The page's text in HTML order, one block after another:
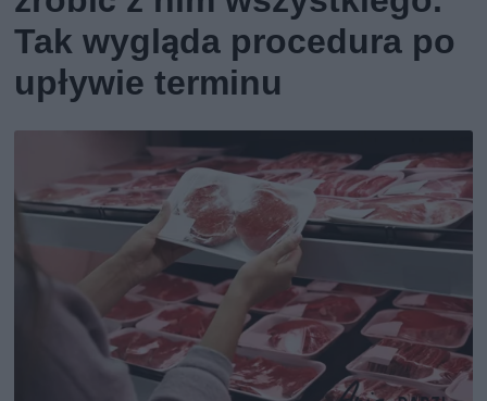
Tak wygląda procedura po
upływie terminu